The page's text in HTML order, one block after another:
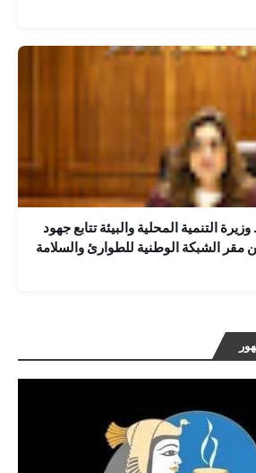
طوارئ بالمحافظات.. وزيرة التنمية المحلية والبيئة تتابع جهود
الشبكة الوطنية للطوارئ والسلامة